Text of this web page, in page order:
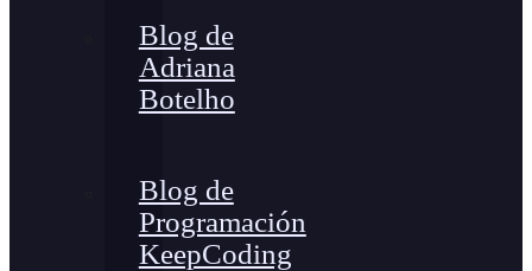
Blog de
Adriana
Botelho
Blog de
Programación
KeepCoding